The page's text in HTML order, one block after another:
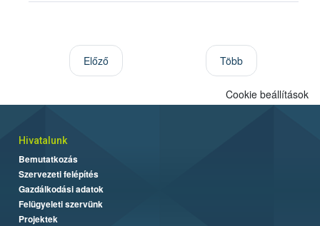
Előző Több
Cookie beállítások
Hivatalunk
Bemutatkozás
Szervezeti felépítés
Gazdálkodási adatok
Felügyeleti szervünk
Projektek